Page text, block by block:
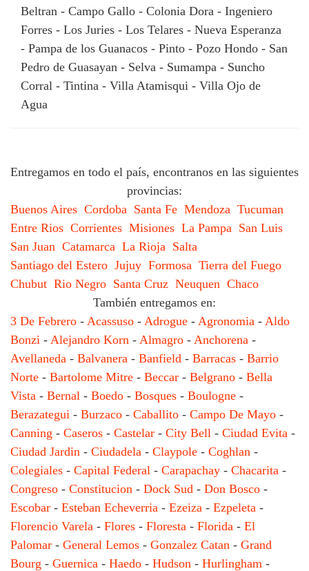
Beltran - Campo Gallo - Colonia Dora - Ingeniero
Forres - Los Juries - Los Telares - Nueva Esperanza
- Pampa de los Guanacos - Pinto - Pozo Hondo - San
Pedro de Guasayan - Selva - Sumampa - Suncho
Corral - Tintina - Villa Atamisqui - Villa Ojo de
Agua
Entregamos en todo el país, encontranos en las siguientes
provincias:
Buenos Aires Cordoba Santa Fe Mendoza Tucuman
Entre Rios Corrientes Misiones La Pampa San Luis
San Juan Catamarca La Rioja Salta
Santiago del Estero Jujuy Formosa Tierra del Fuego
Chubut Rio Negro Santa Cruz Neuquen Chaco
También entregamos en:
3 De Febrero - Acassuso - Adrogue - Agronomia - Aldo
Bonzi - Alejandro Korn - Almagro - Anchorena -
Avellaneda - Balvanera - Banfield - Barracas - Barrio
Norte - Bartolome Mitre - Beccar - Belgrano - Bella
Vista - Bernal - Boedo - Bosques - Boulogne -
Berazategui - Burzaco - Caballito - Campo De Mayo -
Canning - Caseros - Castelar - City Bell - Ciudad Evita -
Ciudad Jardin - Ciudadela - Claypole - Coghlan -
Colegiales - Capital Federal - Carapachay - Chacarita -
Congreso - Constitucion - Dock Sud - Don Bosco -
Escobar - Esteban Echeverria - Ezeiza - Ezpeleta -
Florencio Varela - Flores - Floresta - Florida - El
Palomar - General Lemos - Gonzalez Catan - Grand
Bourg - Guernica - Haedo - Hudson - Hurlingham -